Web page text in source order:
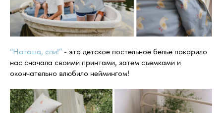
“Наташа, спи!” - это детское постельное белье покорило
нас сначала своими принтами, затем съемками и
окончательно влюбило неймингом!